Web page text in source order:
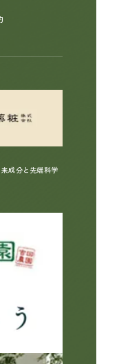
成分と先端科学